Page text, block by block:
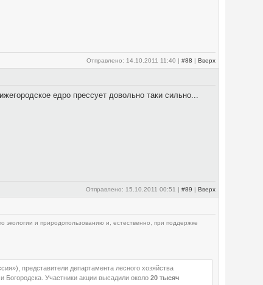
Отправлено: 14.10.2011 11:40 | #88 | Вверх
едро прессует довольно таки сильно...
Отправлено: 15.10.2011 00:51 | #89 | Вверх
экологии и природопользованию и, естественно, при поддержке
представители департамента лесного хозяйства
Богородска. Участники акции высадили около 20 тысяч